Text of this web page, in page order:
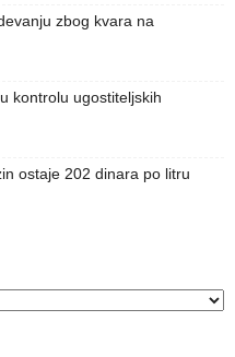
zbog kvara na
kontrolu ugostiteljskih
ostaje 202 dinara po litru